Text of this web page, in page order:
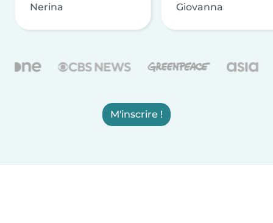
Nerina Giovanna
M'inscrire !